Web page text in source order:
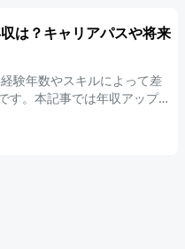
は？キャリアパスや将来
験年数やスキルによって差
す。本記事では年収アップの
く解説します。